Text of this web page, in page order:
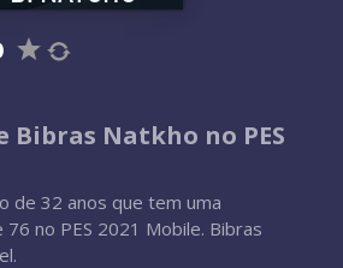
Bibras Natkho no PES
de 32 anos que tem uma
76 no PES 2021 Mobile. Bibras